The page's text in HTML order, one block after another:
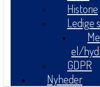
Historie
Ledige
el/
GDPR
Nyheder